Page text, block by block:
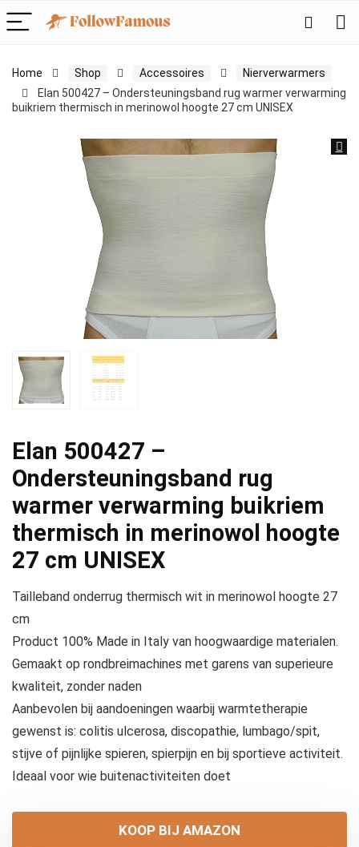
Home Shop Accessoires
Nierverwarmers
Elan 500427 – Ondersteuningsband rug warmer verwarming
buikriem thermisch in merinowol hoogte 27 cm UNISEX
Elan 500427 –
Ondersteuningsband rug
warmer verwarming buikriem
thermisch in merinowol hoogte
27 cm UNISEX
Tailleband onderrug thermisch wit in merinowol hoogte 27
cm
Product 100% Made in Italy van hoogwaardige materialen.
Gemaakt op rondbreimachines met garens van superieure
kwaliteit, zonder naden
Aanbevolen bij aandoeningen waarbij warmtetherapie
gewenst is: colitis ulcerosa, discopathie, lumbago/spit,
stijve of pijnlijke spieren, spierpijn en bij sportieve activiteit.
Ideaal voor wie buitenactiviteiten doet
KOOP BIJ AMAZON